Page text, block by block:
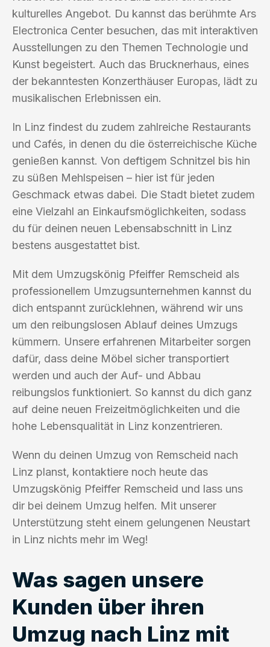
kulturelles Angebot. Du kannst das berühmte Ars
Electronica Center besuchen, das mit interaktiven
Ausstellungen zu den Themen Technologie und
Kunst begeistert. Auch das Brucknerhaus, eines
der bekanntesten Konzerthäuser Europas, lädt zu
musikalischen Erlebnissen ein.
In Linz findest du zudem zahlreiche Restaurants
und Cafés, in denen du die österreichische Küche
genießen kannst. Von deftigem Schnitzel bis hin
zu süßen Mehlspeisen – hier ist für jeden
Geschmack etwas dabei. Die Stadt bietet zudem
eine Vielzahl an Einkaufsmöglichkeiten, sodass
du für deinen neuen Lebensabschnitt in Linz
bestens ausgestattet bist.
Mit dem Umzugskönig Pfeiffer Remscheid als
professionellem Umzugsunternehmen kannst du
dich entspannt zurücklehnen, während wir uns
um den reibungslosen Ablauf deines Umzugs
kümmern. Unsere erfahrenen Mitarbeiter sorgen
dafür, dass deine Möbel sicher transportiert
werden und auch der Auf- und Abbau
reibungslos funktioniert. So kannst du dich ganz
auf deine neuen Freizeitmöglichkeiten und die
hohe Lebensqualität in Linz konzentrieren.
Wenn du deinen Umzug von Remscheid nach
Linz planst, kontaktiere noch heute das
Umzugskönig Pfeiffer Remscheid und lass uns
dir bei deinem Umzug helfen. Mit unserer
Unterstützung steht einem gelungenen Neustart
in Linz nichts mehr im Weg!
Was sagen unsere
Kunden über ihren
Umzug nach Linz mit